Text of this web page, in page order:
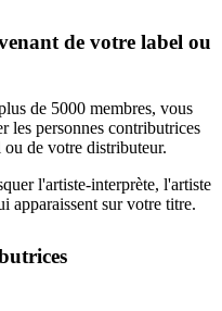
de votre label ou
de 5000 membres, vous
les personnes contributrices
de votre distributeur.
l'artiste-interprète, l'artiste
apparaissent sur votre titre.